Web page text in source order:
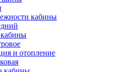
кабины
и отопление